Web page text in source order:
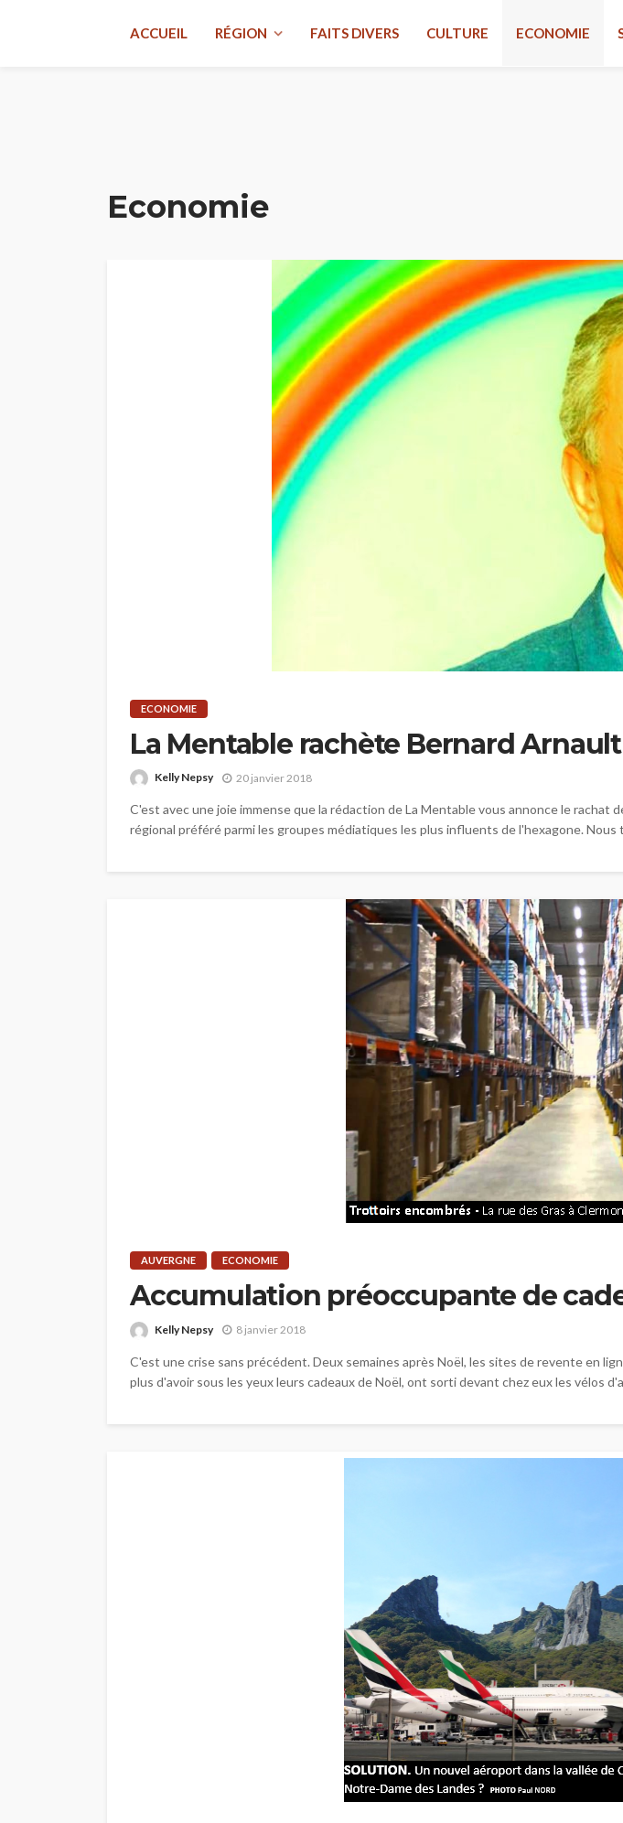
ACCUEIL RÉGION FAITS DIVERS CULTURE ECONOMIE
Economie
ECONOMIE
La Mentable rachète Bernard Arnault
Kelly Nepsy 20 janvier 2018
C'est avec une joie immense que la rédaction de La Mentable vous annonce le
régional préféré parmi les groupes médiatiques les plus influents de l'hexagone.
AUVERGNE ECONOMIE
Accumulation préoccupante de
Kelly Nepsy 8 janvier 2018
C'est une crise sans précédent. Deux semaines après Noël, les sites de revente en
plus d'avoir sous les yeux leurs cadeaux de Noël, ont sorti devant chez eux les vélos